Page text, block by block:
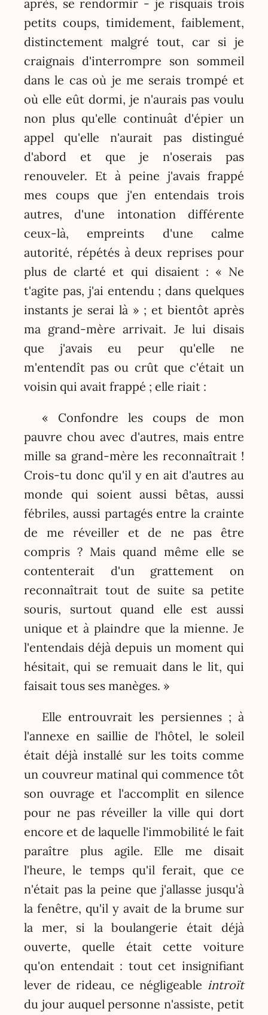
après, se rendormir - je risquais trois
petits coups, timidement, faiblement,
distinctement malgré tout, car si je
craignais d'interrompre son sommeil
dans le cas où je me serais trompé et
où elle eût dormi, je n'aurais pas voulu
non plus qu'elle continuât d'épier un
appel qu'elle n'aurait pas distingué
d'abord et que je n'oserais pas
renouveler. Et à peine j'avais frappé
mes coups que j'en entendais trois
autres, d'une intonation différente
ceux-là, empreints d'une calme
autorité, répétés à deux reprises pour
plus de clarté et qui disaient : « Ne
t'agite pas, j'ai entendu ; dans quelques
instants je serai là » ; et bientôt après
ma grand-mère arrivait. Je lui disais
que j'avais eu peur qu'elle ne
m'entendît pas ou crût que c'était un
voisin qui avait frappé ; elle riait :
« Confondre les coups de mon
pauvre chou avec d'autres, mais entre
mille sa grand-mère les reconnaîtrait !
Crois-tu donc qu'il y en ait d'autres au
monde qui soient aussi bêtas, aussi
fébriles, aussi partagés entre la crainte
de me réveiller et de ne pas être
compris ? Mais quand même elle se
contenterait d'un grattement on
reconnaîtrait tout de suite sa petite
souris, surtout quand elle est aussi
unique et à plaindre que la mienne. Je
l'entendais déjà depuis un moment qui
hésitait, qui se remuait dans le lit, qui
faisait tous ses manèges. »
Elle entrouvrait les persiennes ; à
l'annexe en saillie de l'hôtel, le soleil
était déjà installé sur les toits comme
un couvreur matinal qui commence tôt
son ouvrage et l'accomplit en silence
pour ne pas réveiller la ville qui dort
encore et de laquelle l'immobilité le fait
paraître plus agile. Elle me disait
l'heure, le temps qu'il ferait, que ce
n'était pas la peine que j'allasse jusqu'à
la fenêtre, qu'il y avait de la brume sur
la mer, si la boulangerie était déjà
ouverte, quelle était cette voiture
qu'on entendait : tout cet insignifiant
lever de rideau, ce négligeable introït
du jour auquel personne n'assiste, petit